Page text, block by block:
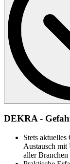
Unsere Fachkräfte
Experten auf ihrem
Ausgebildete
Unfallkassen,
DEKRA -
Stets
Austausch mit
aller